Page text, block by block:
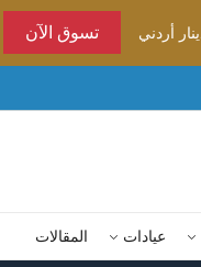
تسوق الآن
عيادات المقالات